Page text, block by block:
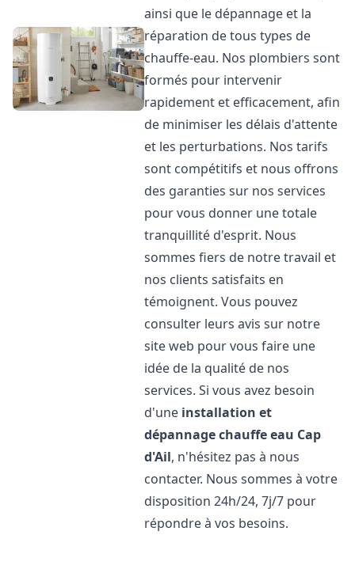
ainsi que le dépannage et la
réparation de tous types de
chauffe-eau. Nos plombiers sont
formés pour intervenir
rapidement et efficacement, afin
de minimiser les délais d'attente
et les perturbations. Nos tarifs
sont compétitifs et nous offrons
des garanties sur nos services
pour vous donner une totale
tranquillité d'esprit. Nous
sommes fiers de notre travail et
nos clients satisfaits en
témoignent. Vous pouvez
consulter leurs avis sur notre
site web pour vous faire une
idée de la qualité de nos
services. Si vous avez besoin
d'une installation et
dépannage chauffe eau Cap
d'Ail, n'hésitez pas à nous
contacter. Nous sommes à votre
disposition 24h/24, 7j/7 pour
répondre à vos besoins.